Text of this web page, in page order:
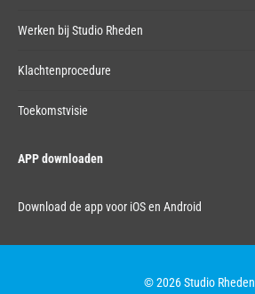
Werken bij Studio Rheden
Klachtenprocedure
Toekomstvisie
APP downloaden
Download de app voor iOS en Android
© 2026 Studio Rheden